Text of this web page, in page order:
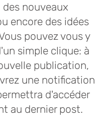
nouveaux
encore des idées
pouvez vous y
simple clique: à
publication,
une notification
d'accéder
au dernier post.